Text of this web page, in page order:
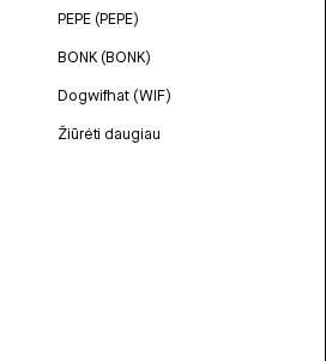
PEPE (PEPE)
BONK (BONK)
Dogwifhat (WIF)
Žiūrėti daugiau